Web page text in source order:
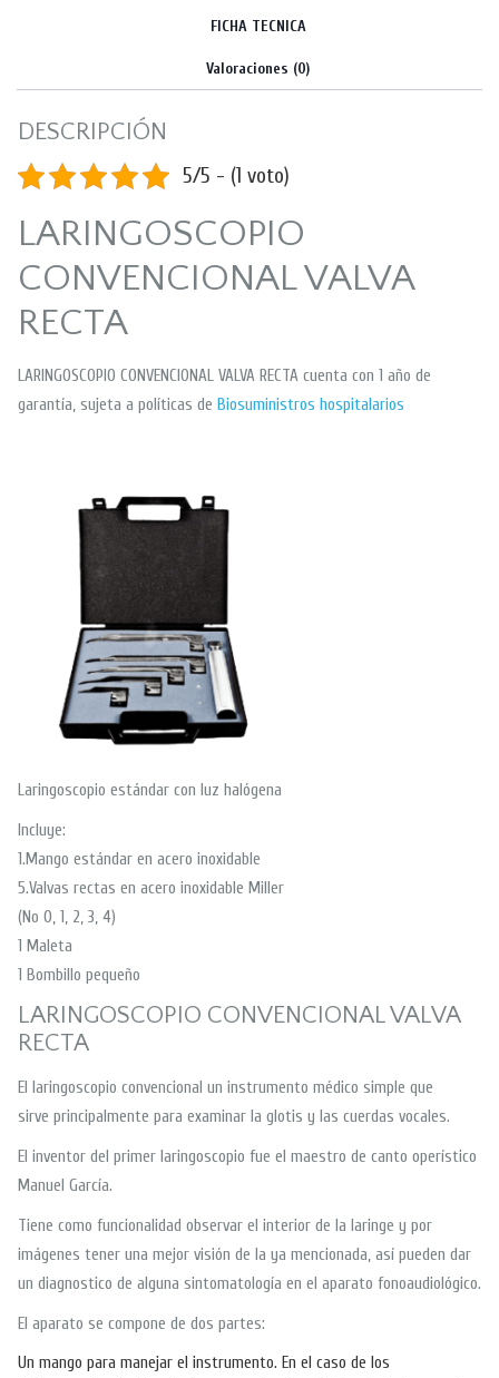
FICHA TECNICA
Valoraciones (0)
DESCRIPCIÓN
5/5 - (1 voto)
LARINGOSCOPIO
CONVENCIONAL VALVA
RECTA
LARINGOSCOPIO CONVENCIONAL VALVA RECTA cuenta con 1 año de
garantía, sujeta a políticas de Biosuministros hospitalarios
Laringoscopio estándar con luz halógena
Incluye:
1.Mango estándar en acero inoxidable
5.Valvas rectas en acero inoxidable Miller
(No 0, 1, 2, 3, 4)
1 Maleta
1 Bombillo pequeño
LARINGOSCOPIO CONVENCIONAL VALVA
RECTA
El laringoscopio convencional un instrumento médico simple que
sirve principalmente para examinar la glotis y las cuerdas vocales.
El inventor del primer laringoscopio fue el maestro de canto operístico
Manuel García.
Tiene como funcionalidad observar el interior de la laringe y por
imágenes tener una mejor visión de la ya mencionada, así pueden dar
un diagnostico de alguna sintomatología en el aparato fonoaudiológico.
El aparato se compone de dos partes:
Un mango para manejar el instrumento. En el caso de los